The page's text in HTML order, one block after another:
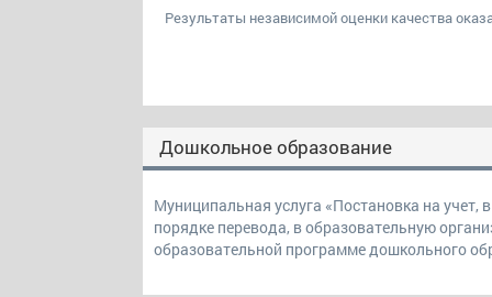
Результаты независимой оценки качества
Дошкольное образование
Муниципальная услуга «Постановка на
порядке перевода, в образовательную
образовательной программе дошкольного